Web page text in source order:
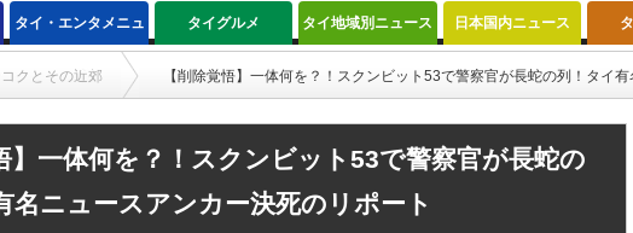
タイ・エンタメニュ
ース
タイグルメ タイ地域別ニュース 日本国内ニュース
クとその近郊 【削除覚悟】一体何を？！スクンビット53で警察官が長蛇の列！タイ
】一体何を？！スクンビット53で警察官が長蛇の
名ニュースアンカー決死のリポート